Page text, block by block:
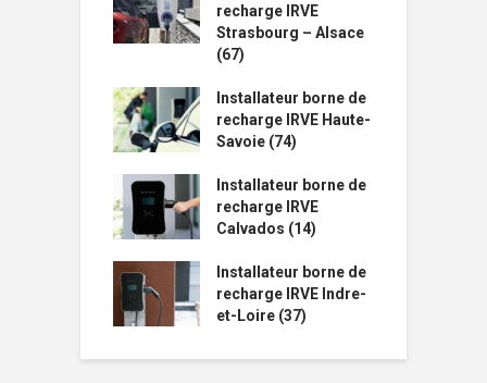
recharge IRVE
Strasbourg – Alsace
(67)
Installateur borne de
recharge IRVE Haute-
Savoie (74)
Installateur borne de
recharge IRVE
Calvados (14)
Installateur borne de
recharge IRVE Indre-
et-Loire (37)